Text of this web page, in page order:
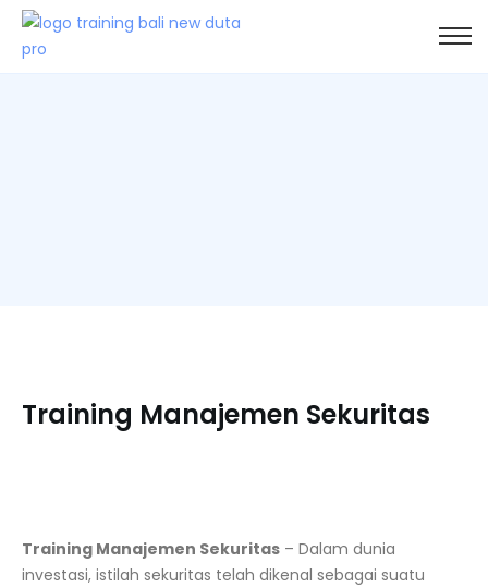
Training Manajemen Sekuritas
Training Manajemen Sekuritas – Dalam dunia
investasi, istilah sekuritas telah dikenal sebagai suatu